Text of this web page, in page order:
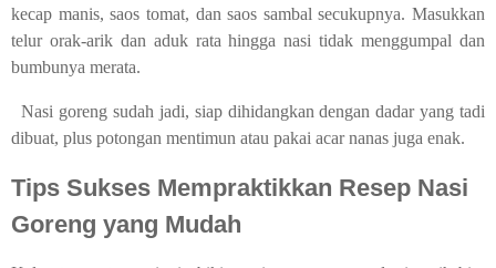
kecap manis, saos tomat, dan saos sambal secukupnya. Masukkan
telur orak-arik dan aduk rata hingga nasi tidak menggumpal dan
bumbunya merata.
Nasi goreng sudah jadi, siap dihidangkan dengan dadar yang tadi
dibuat, plus potongan mentimun atau pakai acar nanas juga enak.
Tips Sukses Mempraktikkan Resep Nasi
Goreng yang Mudah